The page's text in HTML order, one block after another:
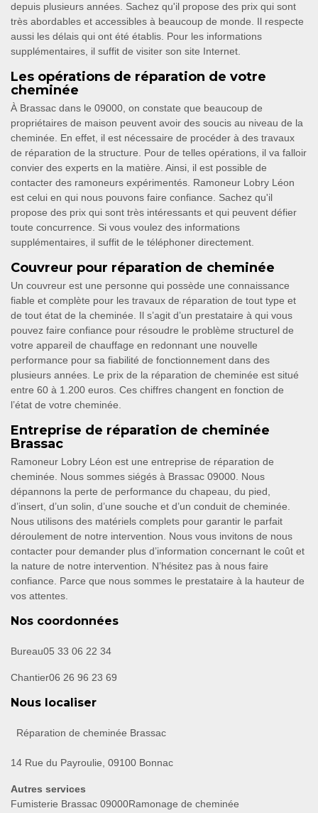
depuis plusieurs années. Sachez qu'il propose des prix qui sont
très abordables et accessibles à beaucoup de monde. Il respecte
aussi les délais qui ont été établis. Pour les informations
supplémentaires, il suffit de visiter son site Internet.
Les opérations de réparation de votre
cheminée
À Brassac dans le 09000, on constate que beaucoup de
propriétaires de maison peuvent avoir des soucis au niveau de la
cheminée. En effet, il est nécessaire de procéder à des travaux
de réparation de la structure. Pour de telles opérations, il va falloir
convier des experts en la matière. Ainsi, il est possible de
contacter des ramoneurs expérimentés. Ramoneur Lobry Léon
est celui en qui nous pouvons faire confiance. Sachez qu'il
propose des prix qui sont très intéressants et qui peuvent défier
toute concurrence. Si vous voulez des informations
supplémentaires, il suffit de le téléphoner directement.
Couvreur pour réparation de cheminée
Un couvreur est une personne qui possède une connaissance
fiable et complète pour les travaux de réparation de tout type et
de tout état de la cheminée. Il s’agit d’un prestataire à qui vous
pouvez faire confiance pour résoudre le problème structurel de
votre appareil de chauffage en redonnant une nouvelle
performance pour sa fiabilité de fonctionnement dans des
plusieurs années. Le prix de la réparation de cheminée est situé
entre 60 à 1.200 euros. Ces chiffres changent en fonction de
l’état de votre cheminée.
Entreprise de réparation de cheminée
Brassac
Ramoneur Lobry Léon est une entreprise de réparation de
cheminée. Nous sommes siégés à Brassac 09000. Nous
dépannons la perte de performance du chapeau, du pied,
d’insert, d’un solin, d’une souche et d’un conduit de cheminée.
Nous utilisons des matériels complets pour garantir le parfait
déroulement de notre intervention. Nous vous invitons de nous
contacter pour demander plus d’information concernant le coût et
la nature de notre intervention. N’hésitez pas à nous faire
confiance. Parce que nous sommes le prestataire à la hauteur de
vos attentes.
Nos coordonnées
Bureau05 33 06 22 34
Chantier06 26 96 23 69
Nous localiser
Réparation de cheminée Brassac
14 Rue du Payroulie, 09100 Bonnac
Autres services
Fumisterie Brassac 09000Ramonage de cheminée